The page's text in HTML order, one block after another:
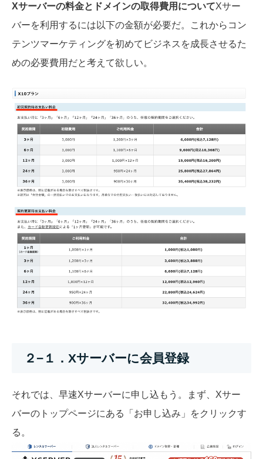
Xサーバーの料金とドメインの取得費用についてXサー
バーを利用するには以下の金額が必要だ。これからコン
テンツマーケティングを初めてビジネスを成長させるた
めの必要費用だと考えて欲しい。
２−１．Xサーバーに会員登録
それでは、早速Xサーバーに申し込もう。まず、Xサー
バーのトップページにある「お申し込み」をクリックす
る。